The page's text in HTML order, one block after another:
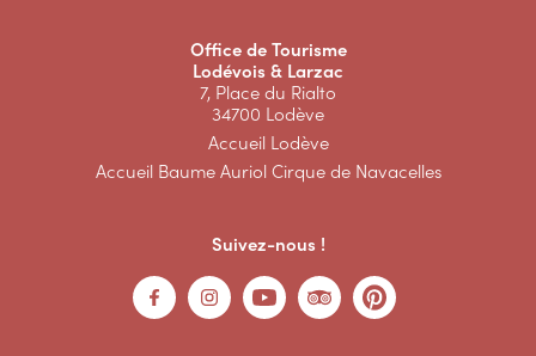
Office de Tourisme
Lodévois & Larzac
7, Place du Rialto
34700 Lodève
Accueil Lodève
Accueil Baume Auriol Cirque de Navacelles
Suivez-nous !